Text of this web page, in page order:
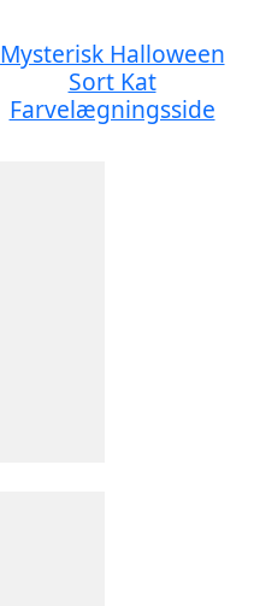
Mysterisk Halloween
Sort Kat
Farvelægningsside